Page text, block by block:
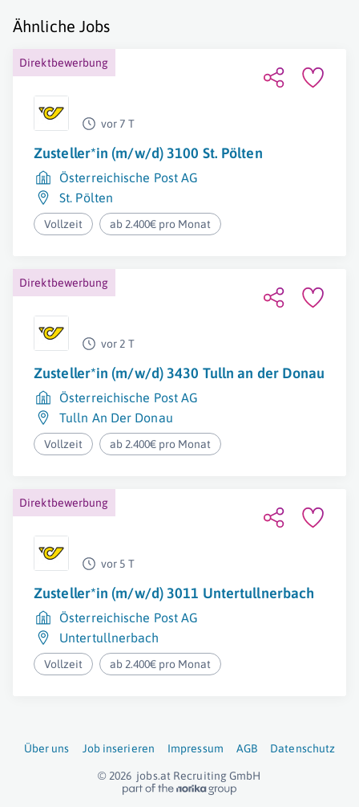
Ähnliche Jobs
Direktbewerbung
vor 7 T
Zusteller*in (m/w/d) 3100 St. Pölten
Österreichische Post AG
St. Pölten
Vollzeit ab 2.400€ pro Monat
Direktbewerbung
vor 2 T
Zusteller*in (m/w/d) 3430 Tulln an der Donau
Österreichische Post AG
Tulln An Der Donau
Vollzeit ab 2.400€ pro Monat
Direktbewerbung
vor 5 T
Zusteller*in (m/w/d) 3011 Untertullnerbach
Österreichische Post AG
Untertullnerbach
Vollzeit ab 2.400€ pro Monat
Über uns Job inserieren Impressum AGB Datenschutz
© 2026 jobs.at Recruiting GmbH